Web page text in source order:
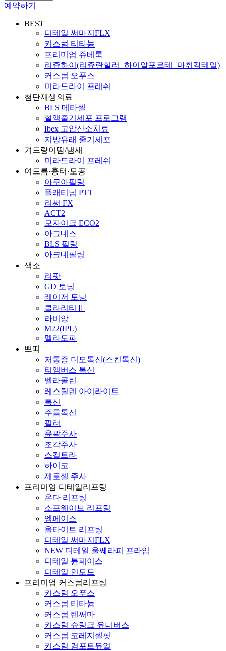
예약하기
BEST
디테일 써마지FLX
커스텀 티타늄
프리미엄 쥬베룩
리쥬하이(리쥬란힐러+하이알포르테+마취칵테일)
커스텀 오푸스
미라드라이 프레쉬
첨단재생의료
BLS 메타셀
혈액줄기세포 프로그램
Ibex 고압산소치료
지방유래 줄기세포
겨드랑이땀/냄새
미라드라이 프레쉬
여드름·흉터·모공
아쿠아필링
플래티넘 PTT
리써 FX
ACT2
모자이크 ECO2
아그네스
BLS 필링
아크네필링
색소
리팟
GD 토닝
레이저 토닝
클라리티Ⅱ
라비앙
M22(IPL)
멜라도파
쁘띠
저통증 더모톡신(스킨톡신)
티엠버스 톡신
벨라콜린
레스틸렌 아이라이트
톡신
주름톡신
필러
윤곽주사
조각주사
스컬트라
하이코
제로셀 주사
프리미엄 디테일리프팅
온다 리프팅
소프웨이브 리프팅
엠페이스
올타이트 리프팅
디테일 써마지FLX
NEW 디테일 울쎄라피 프라임
디테일 튠페이스
디테일 인모드
프리미엄 커스텀리프팅
커스텀 오푸스
커스텀 티타늄
커스텀 텐써마
커스텀 슈링크 유니버스
커스텀 코레지셀핏
커스텀 컴포트듀얼